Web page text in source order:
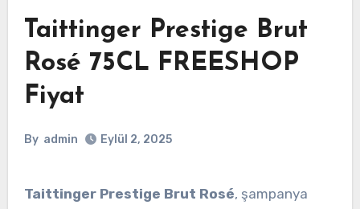
Taittinger Prestige Brut
Rosé 75CL FREESHOP
Fiyat
By admin Eylül 2, 2025
Taittinger Prestige Brut Rosé, şampanya